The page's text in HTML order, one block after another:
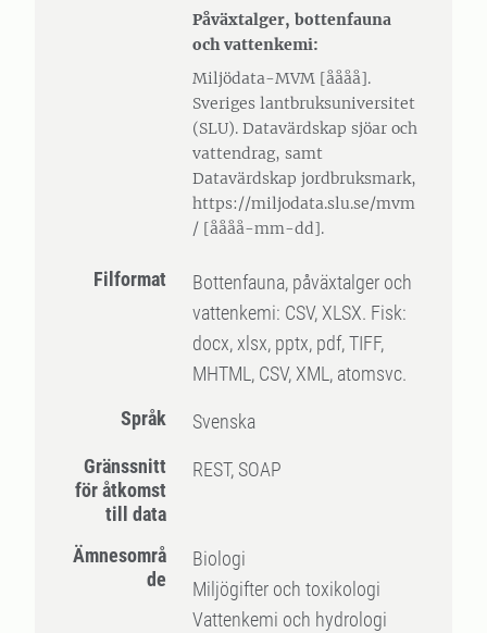
Påväxtalger, bottenfauna
och vattenkemi:
Miljödata-MVM [åååå].
Sveriges lantbruksuniversitet
(SLU). Datavärdskap sjöar och
vattendrag, samt
Datavärdskap jordbruksmark,
https://miljodata.slu.se/mvm
/ [åååå-mm-dd].
Filformat
Bottenfauna, påväxtalger och
vattenkemi: CSV, XLSX. Fisk:
docx, xlsx, pptx, pdf, TIFF,
MHTML, CSV, XML, atomsvc.
Språk
Svenska
Gränssnitt
för åtkomst
till data
REST, SOAP
Ämnesområ
de
Biologi
Miljögifter och toxikologi
Vattenkemi och hydrologi